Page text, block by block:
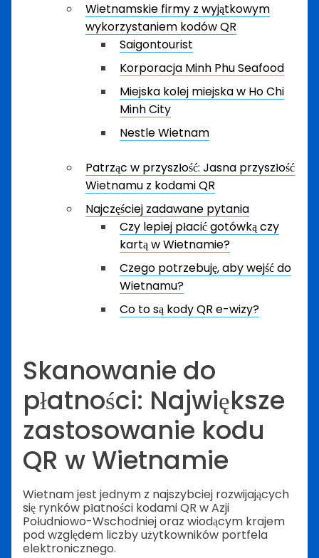
Wietnamskie firmy z wyjątkowym
wykorzystaniem kodów QR
Saigontourist
Korporacja Minh Phu Seafood
Miejska kolej miejska w Ho Chi
Minh City
Nestle Wietnam
Patrząc w przyszłość: Jasna przyszłość
Wietnamu z kodami QR
Najczęściej zadawane pytania
Czy lepiej płacić gotówką czy
kartą w Wietnamie?
Czego potrzebuję, aby wejść do
Wietnamu?
Co to są kody QR e-wizy?
Skanowanie do
płatności: Największe
zastosowanie kodu
QR w Wietnamie
Wietnam jest jednym z najszybciej rozwijających
się rynków płatności kodami QR w Azji
Południowo-Wschodniej oraz wiodącym krajem
pod względem liczby użytkowników portfela
elektronicznego.